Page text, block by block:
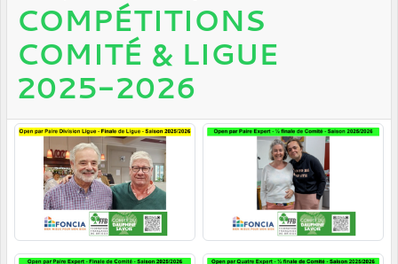
COMPÉTITIONS
COMITÉ & LIGUE
2025-2026